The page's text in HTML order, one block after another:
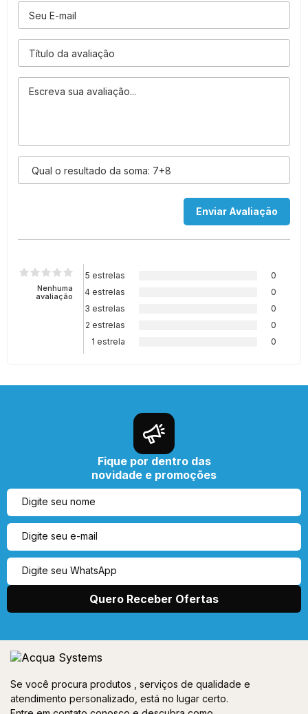
Nenhuma
avaliação
5 estrelas
0
4 estrelas
0
3 estrelas
0
2 estrelas
0
1 estrela
0
Fique por dentro das
novidade e promoções
Se você procura produtos , serviços de qualidade e
atendimento personalizado, está no lugar certo.